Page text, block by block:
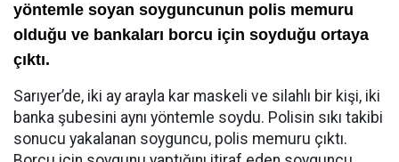
yöntemle soyan soyguncunun polis memuru
olduğu ve bankaları borcu için soyduğu ortaya
çıktı.
Sarıyer’de, iki ay arayla kar maskeli ve silahlı bir kişi, iki
banka şubesini aynı yöntemle soydu. Polisin sıkı takibi
sonucu yakalanan soyguncu, polis memuru çıktı.